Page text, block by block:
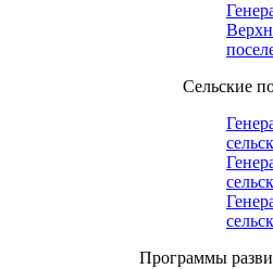
Сельские
Программы